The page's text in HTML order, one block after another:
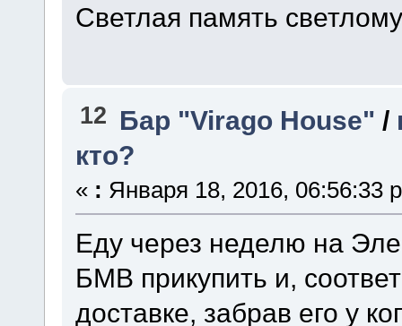
Светлая память
12 Бар "Virago House" /
кто?
« : Января 18, 2016, 06:56:33
Еду через неделю на
БМВ прикупить и,
доставке, забрав его у